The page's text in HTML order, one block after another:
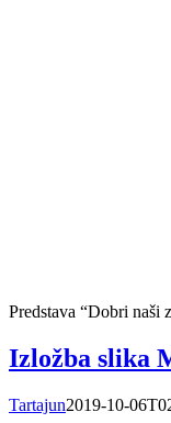
Predstava “Dobri naši
Izložba slika
Tartajun2019-10-